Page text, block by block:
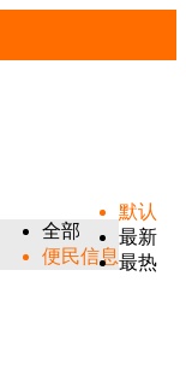
全部
便民信息
默认
最新
最热